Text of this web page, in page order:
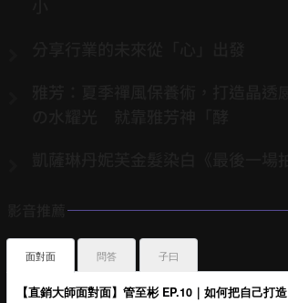
面對面
【直銷大師面對面】管至彬 EP.10｜如何把自己打造
問答 子曰